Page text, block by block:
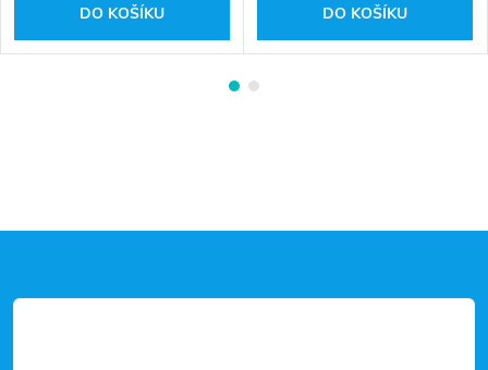
DO KOŠÍKU DO KOŠÍKU
á